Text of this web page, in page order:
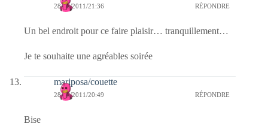
28/06/2011/21:36 RÉPONDRE
Un bel endroit pour ce faire plaisir… tranquillement…
Je te souhaite une agréables soirée
mariposa/couette
28/06/2011/20:49 RÉPONDRE
Bise